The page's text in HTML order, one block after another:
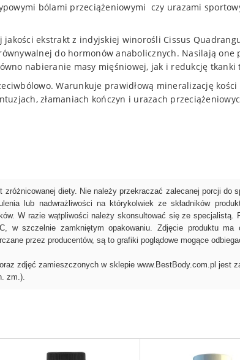
bólami przeciążeniowymi czy urazami
ekstrakt z indyjskiej winorośli Cissus
do hormonów anabolicznych. Nasilają
nabieranie masy mięśniowej, jak i redukcję tkanki
Warunkuje prawidłową mineralizację
złamaniach kończyn i urazach